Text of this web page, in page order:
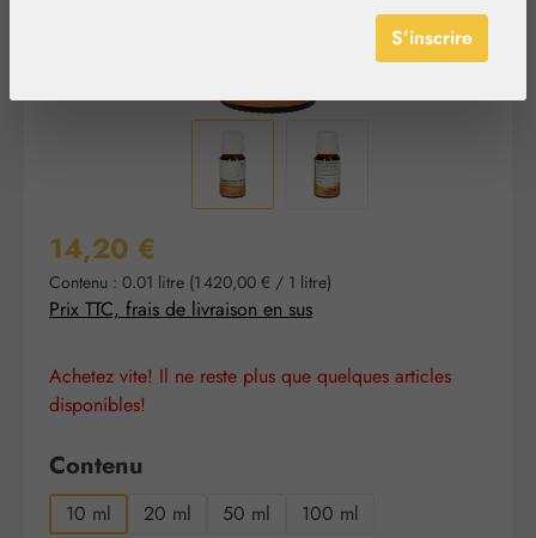
Prix régulier :
14,20 €
Contenu : 0.01 litre (1 420,00 € / 1 litre)
Prix TTC, frais de livraison en sus
Achetez vite! Il ne reste plus que quelques articles
disponibles!
Sélectionnez
Contenu
10 ml 20 ml 50 ml 100 ml
S’inscrire